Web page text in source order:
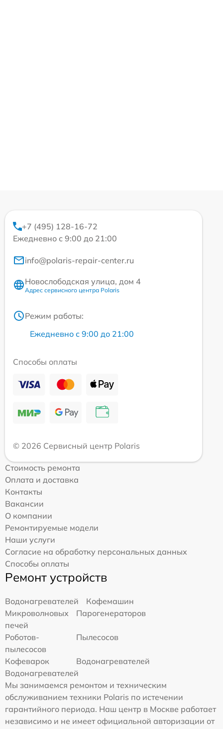
+7 (495) 128-16-72
Ежедневно с 9:00 до 21:00
info@polaris-repair-center.ru
Новослободская улица, дом 4
Адрес сервисного центра Polaris
Режим работы:
Ежедневно с 9:00 до 21:00
Способы оплаты
© 2026 Сервисный центр Polaris
Стоимость ремонта
Оплата и доставка
Контакты
Вакансии
О компании
Ремонтируемые модели
Наши услуги
Согласие на обработку персональных данных
Способы оплаты
Ремонт устройств
Водонагревателей
Кофемашин
Микроволновых
печей
Парогенераторов
Роботов-
пылесосов
Пылесосов
Кофеварок
Водонагревателей
Водонагревателей
Мы занимаемся ремонтом и техническим
обслуживанием техники Polaris по истечении
гарантийного периода. Наш центр в Москве работает
независимо и не имеет официальной авторизации от